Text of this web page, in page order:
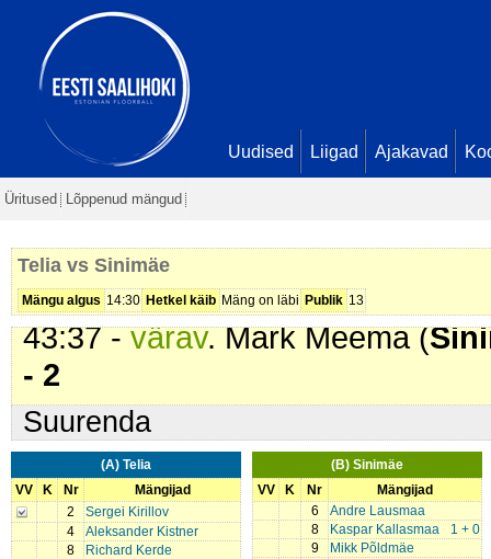
Uudised Liigad Ajakavad
Üritused Lõppenud mängud
Telia vs Sinimäe
Mängu algus 14:30 Hetkel käib Mäng on läbi Publik 13
04:16 -
karistus (215 - Vale
10:11 -karistus (207 -
12:05 -värav
1 - 1
15:37 -värav. Reigo Podar (Telia
3 - 1
36:12 -karistus (210 -
43:37 -värav. Mark Meema (
- 2
Suurenda
(A) Telia
VV
K Nr
Mängijad
2
Sergei Kirillov
4
Aleksander Kistner
8
Richard Kerde
(B) Sinimäe
VV
K Nr
Mängijad
6
Andre Lausmaa
8
1 + 0
Kaspar Kallasmaa
9
Mikk Põldmäe